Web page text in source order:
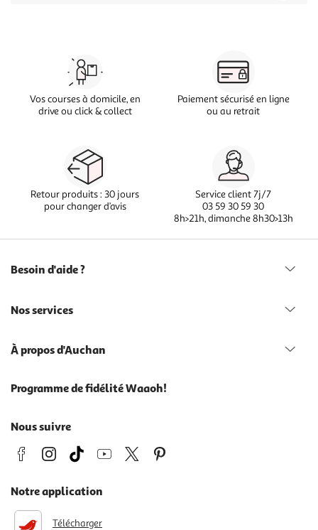
Vos courses à domicile, en
drive ou click & collect
Paiement sécurisé en ligne
ou au retrait
Retour produits : 30 jours
pour changer d’avis
Service client 7j/7
03 59 30 59 30
8h>21h, dimanche 8h30>13h
Besoin d'aide ?
Nos services
À propos d'Auchan
Programme de fidélité Waaoh!
Nous suivre
Notre application
Télécharger